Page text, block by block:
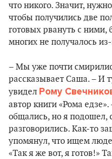
что никого. Значит,
чтобы получились две
готовых рвануть с ними,
многих не получалось
– Мы уже почти
рассказывает Саша. – И
увидел Рому
автор книги «Рома едзе».
общались, но я подошел,
разговорились. Как-то
упомянул, что ищем
«Так я же вот, я готов!»